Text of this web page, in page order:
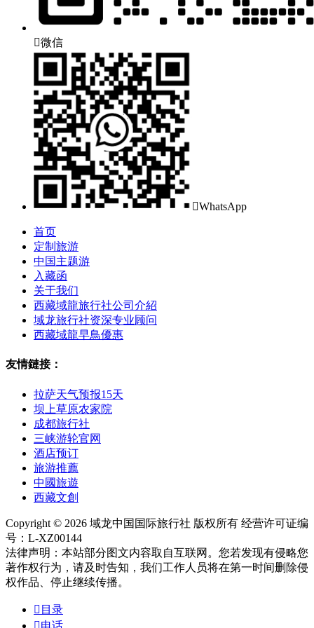
微信
WhatsApp
首页
定制旅游
中国主题游
入藏函
关于我们
西藏域龍旅行社公司介紹
域龙旅行社资深专业顾问
西藏域龍早鳥優惠
友情鏈接：
拉萨天气预报15天
坝上草原农家院
成都旅行社
三峡游轮官网
酒店预订
旅游推薦
中國旅遊
西藏文創
Copyright © 2026 域龙中国国际旅行社 版权所有 经营许可证编
号：L-XZ00144
法律声明：本站部分图文内容取自互联网。您若发现有侵略您
著作权行为，请及时告知，我们工作人员将在第一时间删除侵
权作品、停止继续传播。
 目录
电话